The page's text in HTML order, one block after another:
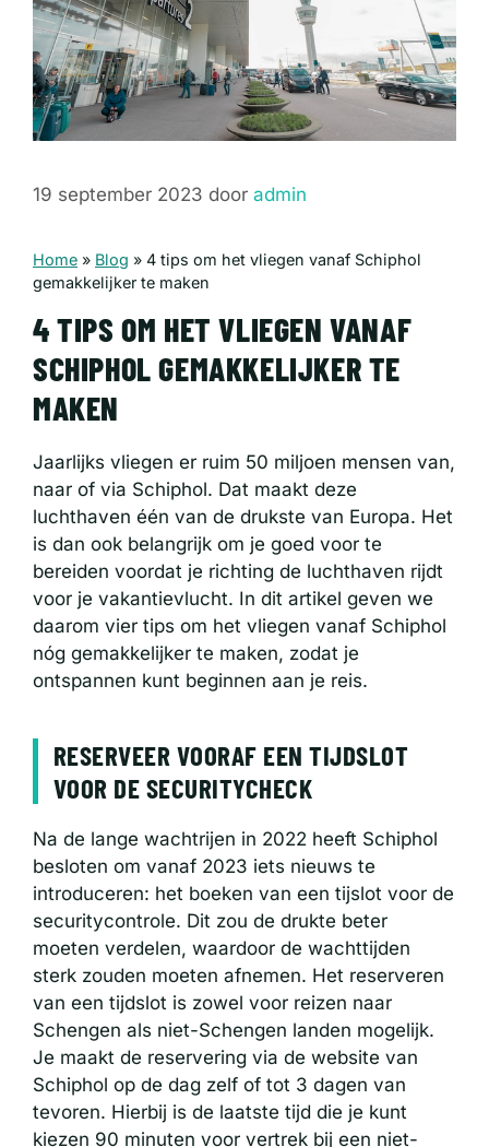
19 september 2023 door admin
Home » Blog » 4 tips om het vliegen vanaf Schiphol
gemakkelijker te maken
4 TIPS OM HET VLIEGEN VANAF
SCHIPHOL GEMAKKELIJKER TE
MAKEN
Jaarlijks vliegen er ruim 50 miljoen mensen van,
naar of via Schiphol. Dat maakt deze
luchthaven één van de drukste van Europa. Het
is dan ook belangrijk om je goed voor te
bereiden voordat je richting de luchthaven rijdt
voor je vakantievlucht. In dit artikel geven we
daarom vier tips om het vliegen vanaf Schiphol
nóg gemakkelijker te maken, zodat je
ontspannen kunt beginnen aan je reis.
RESERVEER VOORAF EEN TIJDSLOT
VOOR DE SECURITYCHECK
Na de lange wachtrijen in 2022 heeft Schiphol
besloten om vanaf 2023 iets nieuws te
introduceren: het boeken van een tijslot voor de
securitycontrole. Dit zou de drukte beter
moeten verdelen, waardoor de wachttijden
sterk zouden moeten afnemen. Het reserveren
van een tijdslot is zowel voor reizen naar
Schengen als niet-Schengen landen mogelijk.
Je maakt de reservering via de website van
Schiphol op de dag zelf of tot 3 dagen van
tevoren. Hierbij is de laatste tijd die je kunt
kiezen 90 minuten voor vertrek bij een niet-